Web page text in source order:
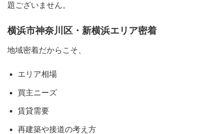
題ございません。
横浜市神奈川区・新横浜エリア密着
地域密着だからこそ、
エリア相場
買主ニーズ
賃貸需要
再建築や接道の考え方